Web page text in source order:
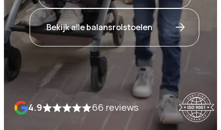
Bekijk alle balansrolstoelen
4.9 66 reviews